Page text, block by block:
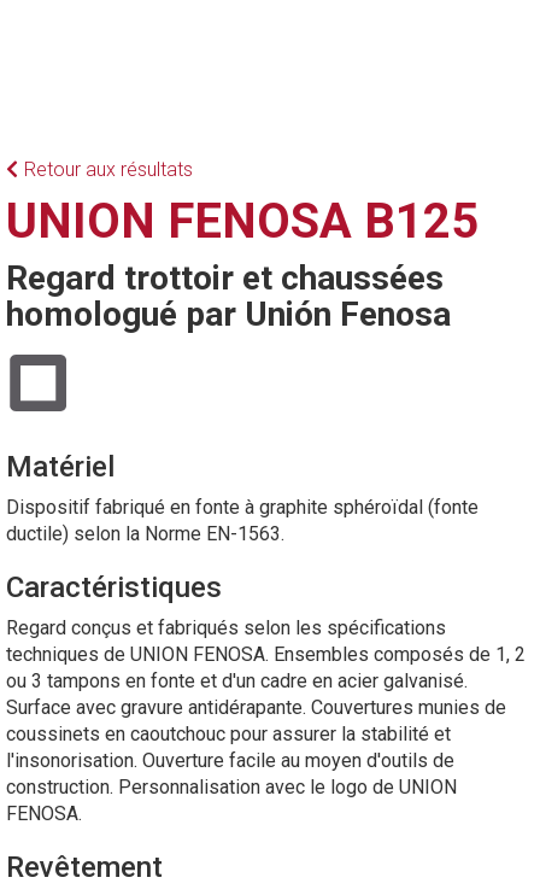
Retour aux résultats
UNION FENOSA B125
Regard trottoir et chaussées
homologué par Unión Fenosa
Matériel
Dispositif fabriqué en fonte à graphite sphéroïdal (fonte
ductile) selon la Norme EN-1563.
Caractéristiques
Regard conçus et fabriqués selon les spécifications
techniques de UNION FENOSA. Ensembles composés de 1, 2
ou 3 tampons en fonte et d'un cadre en acier galvanisé.
Surface avec gravure antidérapante. Couvertures munies de
coussinets en caoutchouc pour assurer la stabilité et
l'insonorisation. Ouverture facile au moyen d'outils de
construction. Personnalisation avec le logo de UNION
FENOSA.
Revêtement